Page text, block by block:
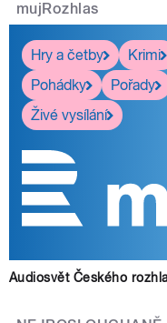
mujRozhlas
Hry a četby
Krimi
Pohádky
Pořady
Živé vysílání
Audiosvět Českého